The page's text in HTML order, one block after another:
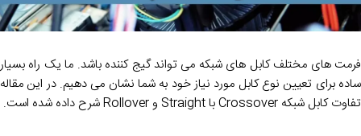
فرمت های مختلف کابل های شبکه می تواند گیج کننده باشد. ما یک راه بسیار
ساده برای تعیین نوع کابل مورد نیاز خود به شما نشان می دهیم. در این مقاله
تفاوت کابل شبکه Crossover با Straight و Rollover شرح داده شده است.